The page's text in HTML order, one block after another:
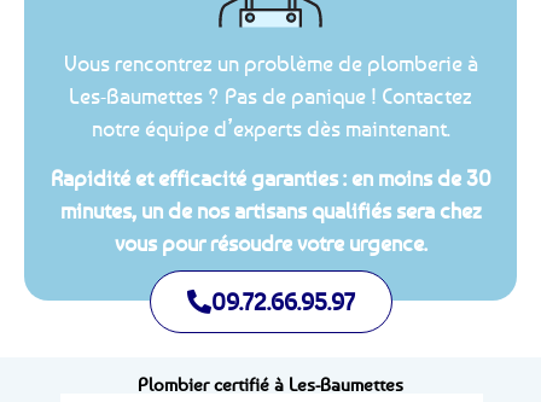
Vous rencontrez un problème de plomberie à
Les-Baumettes ? Pas de panique ! Contactez
notre équipe d’experts dès maintenant.
Rapidité et efficacité garanties : en moins de 30
minutes, un de nos artisans qualifiés sera chez
vous pour résoudre votre urgence.
09.72.66.95.97
Plombier certifié à Les-Baumettes